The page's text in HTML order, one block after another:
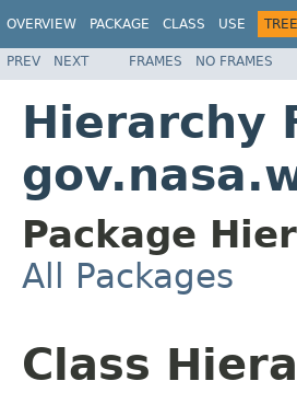
OVERVIEW PACKAGE CLASS USE TREE
PREV NEXT FRAMES NO FRAMES
Hierarchy
Package
All Packages
Class